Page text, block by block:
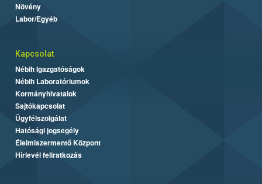
Növény
Labor/Egyéb
Kapcsolat
Nébih Igazgatóságok
Nébih Laboratóriumok
Kormányhivatalok
Sajtókapcsolat
Ügyfélszolgálat
Hatósági jogsegély
Élelmiszermentő Központ
Hírlevél feliratkozás